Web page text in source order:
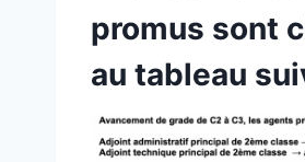
promus sont
au tableau